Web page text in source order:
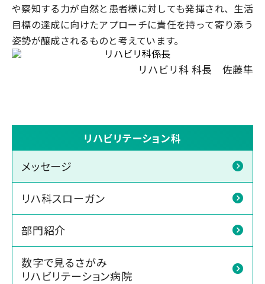
リハ科についてカテゴリナビゲーション
リハビリテーション科
メッセージ
リハ科スローガン
部門紹介
数字で見るさがみ
リハビリテーション病院
や察知する力が自然と患者様に対しても発揮され、生活
目標の達成に向けたアプローチに責任を持って寄り添う
姿勢が醸成されるものと考えています。
リハビリ科 科長 佐藤隼